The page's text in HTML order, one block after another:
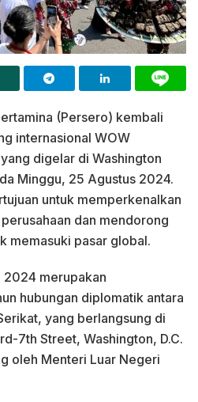
(Persero) kembali
internasional WOW
digelar di Washington
Minggu, 25 Agustus 2024.
untuk memperkenalkan
dan mendorong
memasuki pasar global.
2024 merupakan
hubungan diplomatik antara
yang berlangsung di
7th Street, Washington, D.C.
oleh Menteri Luar Negeri